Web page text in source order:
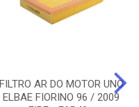
FILTRO AR DO MOTOR UNO
ELBAE FIORINO 96 / 2009